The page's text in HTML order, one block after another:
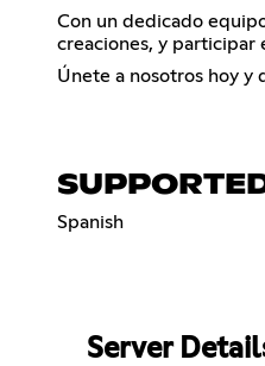
Con un dedicado
creaciones, y participar
Únete a nosotros hoy y
Spanish
Server